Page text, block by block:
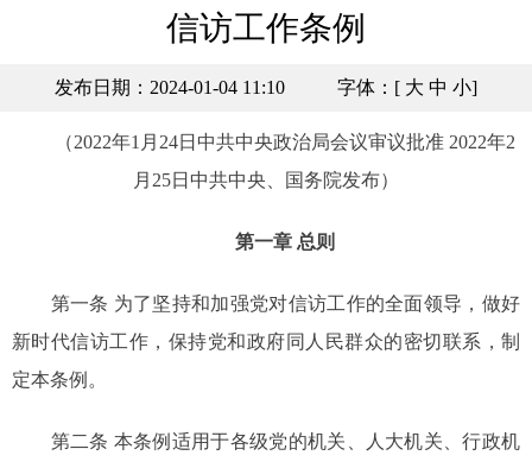
信访工作条例
发布日期：2024-01-04 11:10 字体：[ 大 中 小]
（2022年1月24日中共中央政治局会议审议批准 2022年2
月25日中共中央、国务院发布）
第一章 总则
第一条 为了坚持和加强党对信访工作的全面领导，做好
新时代信访工作，保持党和政府同人民群众的密切联系，制
定本条例。
第二条 本条例适用于各级党的机关、人大机关、行政机